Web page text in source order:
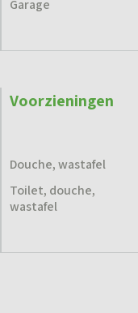
Garage
Voorzieningen
Douche, wastafel
Toilet, douche,
wastafel